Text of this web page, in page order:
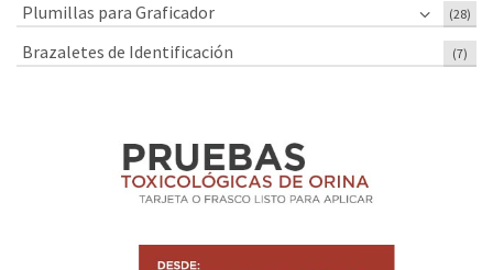
Plumillas para Graficador (28)
Brazaletes de Identificación (7)